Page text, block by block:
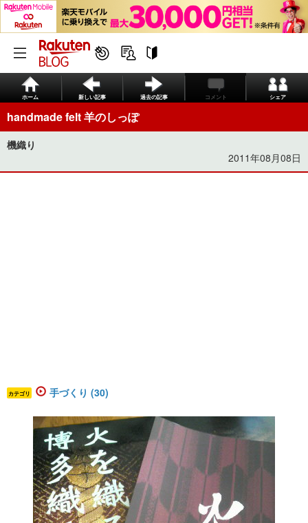
ホーム 新しい記事 過去の記事 コメント シェア
handmade felt 羊のしっぽ
機織り
2011年08月08日
カテゴリ 手づくり (30)